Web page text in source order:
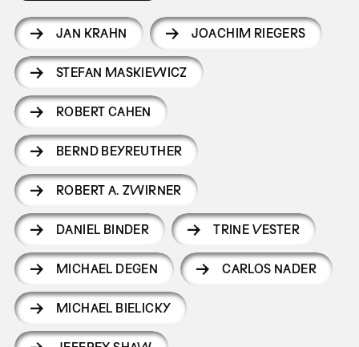
JAN KRAHN JOACHIM RIEGERS
STEFAN MASKIEWICZ
ROBERT CAHEN
BERND BEYREUTHER
ROBERT A. ZWIRNER
DANIEL BINDER TRINE VESTER
MICHAEL DEGEN CARLOS NADER
MICHAEL BIELICKY